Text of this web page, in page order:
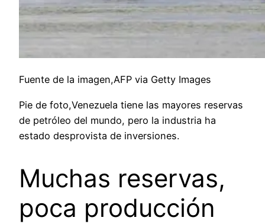
Fuente de la imagen,AFP via Getty Images
Pie de foto,Venezuela tiene las mayores reservas
de petróleo del mundo, pero la industria ha
estado desprovista de inversiones.
Muchas reservas,
poca producción